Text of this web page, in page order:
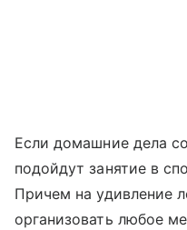
Если домашние дела
подойдут занятие в
Причем на удивление
организовать любое